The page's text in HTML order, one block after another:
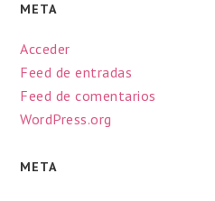
META
Acceder
Feed de entradas
Feed de comentarios
WordPress.org
META